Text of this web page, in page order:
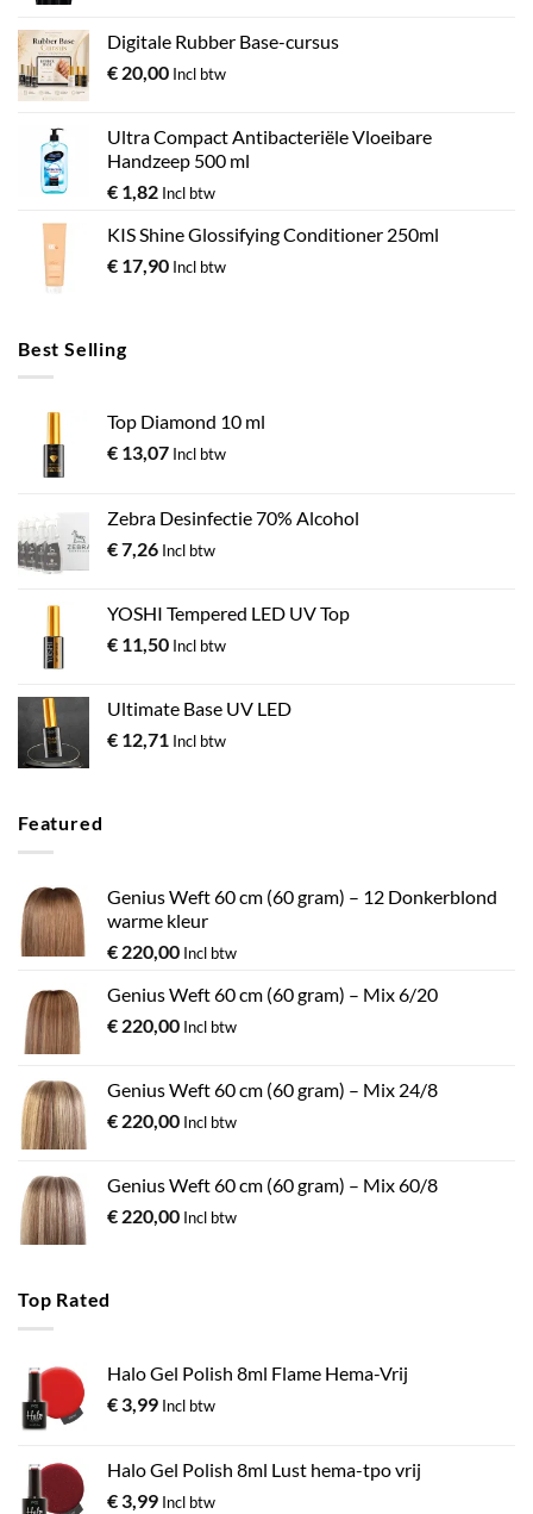
Digitale Rubber Base-cursus
€ 20,00 Incl btw
Ultra Compact Antibacteriële Vloeibare
Handzeep 500 ml
€ 1,82 Incl btw
KIS Shine Glossifying Conditioner 250ml
€ 17,90 Incl btw
Best Selling
Top Diamond 10 ml
€ 13,07 Incl btw
Zebra Desinfectie 70% Alcohol
€7,26 Incl btw
YOSHI Tempered LED UV Top
€ 11,50 Incl btw
Ultimate Base UV LED
€ 12,71 Incl btw
Featured
Genius Weft 60 cm (60 gram) – 12 Donkerblond
warme kleur
€ 220,00 Incl btw
Genius Weft 60 cm (60 gram) – Mix 6/20
€ 220,00 Incl btw
Genius Weft 60 cm (60 gram) – Mix 24/8
€ 220,00 Incl btw
Genius Weft 60 cm (60 gram) – Mix 60/8
€ 220,00 Incl btw
Top Rated
Halo Gel Polish 8ml Flame Hema-Vrij
€ 3,99 Incl btw
Halo Gel Polish 8ml Lust hema-tpo vrij
€ 3,99 Incl btw